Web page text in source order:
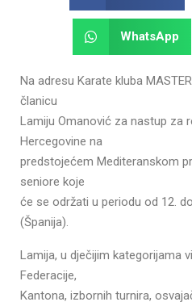
WhatsApp
Na adresu Karate kluba
članicu
Lamiju Omanović za nastup za
Hercegovine na
predstojećem Mediteranskom
seniore koje
će se održati u periodu od 12.
(Španija).
Lamija, u dječijim kategorijama
Federacije,
Kantona, izbornih turnira,